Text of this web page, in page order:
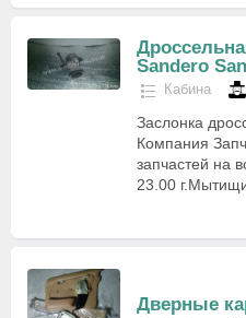
Sandero
Кабина
Заслонка
Компания
запчастей на
23.00
Дверные